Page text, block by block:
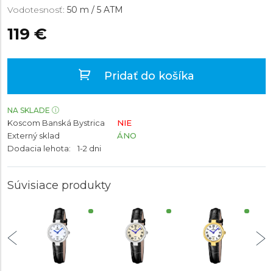
Vodotesnosť: 50 m / 5 ATM
119 €
Pridať do košíka
NA SKLADE
Koscom Banská Bystrica
NIE
Externý sklad
ÁNO
Dodacia lehota:
1-2 dni
Súvisiace produkty